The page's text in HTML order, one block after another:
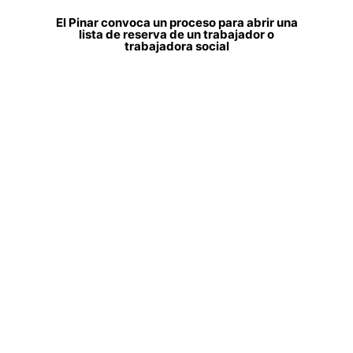
El Pinar convoca un proceso para abrir una
lista de reserva de un trabajador o
trabajadora social